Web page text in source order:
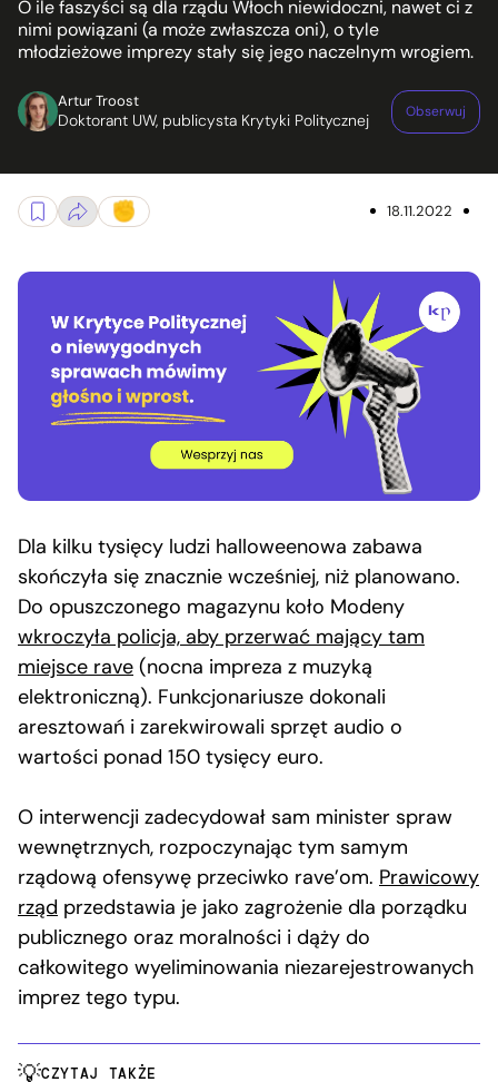
O ile faszyści są dla rządu Włoch niewidoczni, nawet ci z
nimi powiązani (a może zwłaszcza oni), o tyle
młodzieżowe imprezy stały się jego naczelnym wrogiem.
Artur Troost
Doktorant UW, publicysta Krytyki Politycznej Obserwuj
18.11.2022
Dla kilku tysięcy ludzi halloweenowa zabawa
skończyła się znacznie wcześniej, niż planowano.
Do opuszczonego magazynu koło Modeny
wkroczyła policja, aby przerwać mający tam
miejsce rave (nocna impreza z muzyką
elektroniczną). Funkcjonariusze dokonali
aresztowań i zarekwirowali sprzęt audio o
wartości ponad 150 tysięcy euro.
O interwencji zadecydował sam minister spraw
wewnętrznych, rozpoczynając tym samym
rządową ofensywę przeciwko rave’om. Prawicowy
rząd przedstawia je jako zagrożenie dla porządku
publicznego oraz moralności i dąży do
całkowitego wyeliminowania niezarejestrowanych
imprez tego typu.
CZYTAJ TAKŻE